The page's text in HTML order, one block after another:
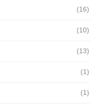
(16)
(10)
(13)
(1)
(1)